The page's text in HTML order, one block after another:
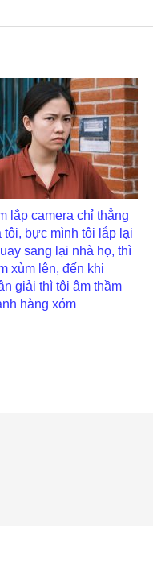
lắp camera chỉ thẳng
tôi, bực mình tôi lắp lại
sang lại nhà họ, thì
xùm lên, đến khi
giải thì tôi âm thầm
hàng xóm